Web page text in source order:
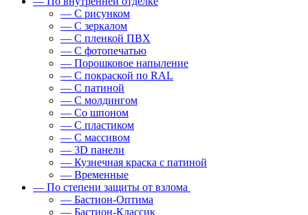
— С рисунком
— С зеркалом
— С пленкой ПВХ
— С фотопечатью
— Порошковое напыление
— С покраской по RAL
— С патиной
— С молдингом
— Со шпоном
— С пластиком
— С массивом
— 3D панели
— Кузнечная краска с патиной
— Временные
— По степени защиты от взлома
— Бастион-Оптима
— Бастион-Классик